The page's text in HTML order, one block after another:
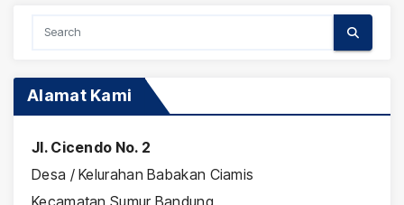
Alamat Kami
Jl. Cicendo No. 2
Desa / Kelurahan Babakan Ciamis